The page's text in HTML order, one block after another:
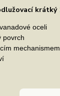
krátký
oceli
povrch